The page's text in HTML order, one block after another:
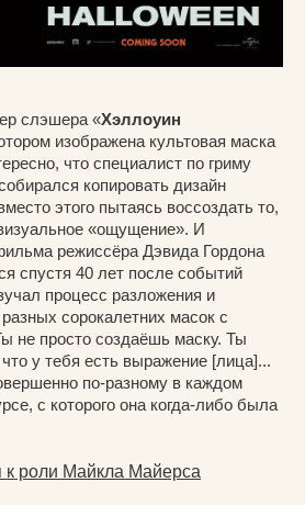
слэшера «Хэллоуин
изображена культовая маска
что специалист по гриму
копировать дизайн
этого пытаясь воссоздать то,
«ощущение». И
режиссёра Дэвида Гордона
спустя 40 лет после событий
процесс разложения и
сорокалетних масок с
не просто создаёшь маску. Ты
у тебя есть выражение [лица]...
по-разному в каждом
с которого она когда-либо была
к роли Майкла Майерса